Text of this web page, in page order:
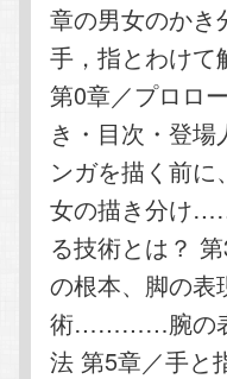
章の男女のかき
手，指とわけて
第0章／プロ
き・目次・登
ンガを描く前
女の描き分け
る技術とは？
の根本、脚の表
術…………腕の表
法 第5章／手